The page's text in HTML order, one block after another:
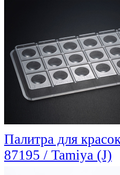
Палитра для
87195 / Tamiya (J)